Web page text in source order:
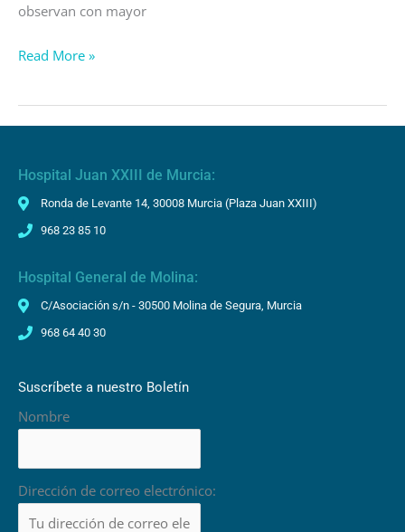
observan con mayor
tratamiento
las
Read More »
Hospital Juan XXIII de Murcia:
Ronda de Levante 14, 30008 Murcia (Plaza Juan XXIII)
968 23 85 10
Hospital General de Molina:
C/Asociación s/n - 30500 Molina de Segura, Murcia
968 64 40 30
Suscríbete a nuestro Boletín
Nombre
Dirección de correo electrónico: